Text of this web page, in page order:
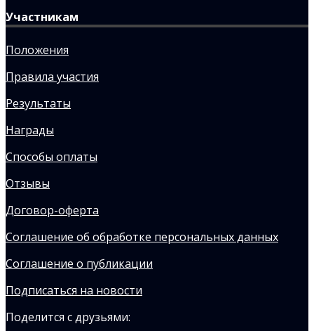
Участникам
Положения
Правила участия
Результаты
Награды
Способы оплаты
Отзывы
Договор-оферта
Соглашение об обработке персональных данных
Соглашение о публикации
Подписаться на новости
Поделится с друзьями: